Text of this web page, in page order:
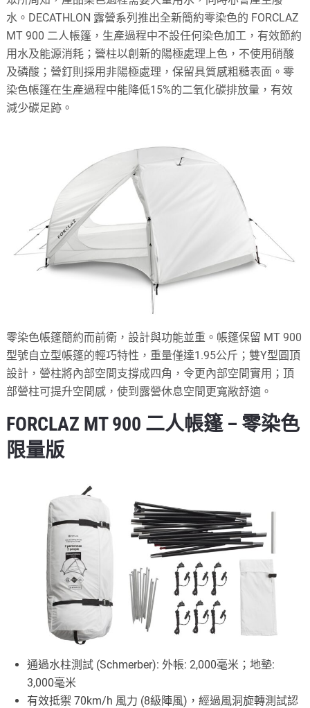
水。DECATHLON 露營系列推出全新簡約零染色的 FORCLAZ
MT 900 二人帳篷，生產過程中不設任何染色加工，有效節約
用水及能源消耗；營柱以創新的陽極處理上⾊，不使⽤硝酸
及磷酸；營釘則採用非陽極處理，保留具質感粗糙表面。零
染色帳篷在生產過程中能降低15%的⼆氧化碳排放量，有效
減少碳足跡。
零染色帳篷簡約而前衛，設計與功能並重。帳篷保留 MT 900
型號自立型帳篷的輕巧特性，重量僅達1.95公斤；雙Y型圓頂
設計，營柱將內部空間支撐成四角，令更內部空間實用；頂
部營柱可提升空間感，使到露營休息空間更寬敞舒適。
FORCLAZ MT 900 二人帳篷 – 零染色
限量版
通過水柱測試 (Schmerber): 外帳: 2,000毫米；地墊:
3,000毫米
有效抵禦 70km/h 風力 (8級陣風)，經過風洞旋轉測試認